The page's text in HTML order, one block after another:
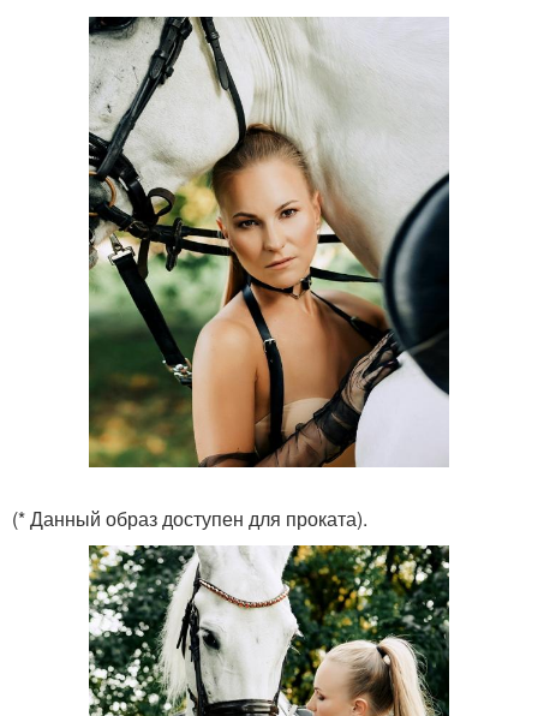
(* Данный образ доступен для проката).